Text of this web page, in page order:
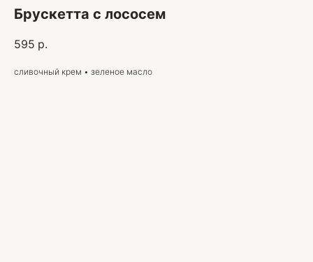
Брускетта с лососем
595 р.
сливочный крем • зеленое масло